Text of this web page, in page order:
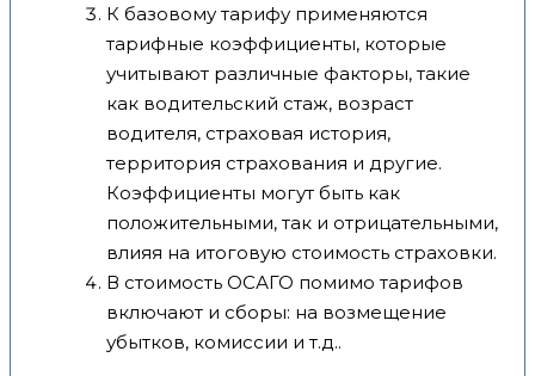
К базовому тарифу применяются
тарифные коэффициенты, которые
учитывают различные факторы, такие
как водительский стаж, возраст
водителя, страховая история,
территория страхования и другие.
Коэффициенты могут быть как
положительными, так и отрицательными,
влияя на итоговую стоимость страховки.
В стоимость ОСАГО помимо тарифов
включают и сборы: на возмещение
убытков, комиссии и т.д..